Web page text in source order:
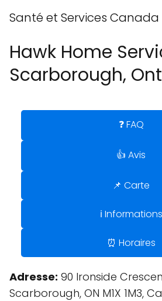
Santé et Services Canada
Hawk Home
Scarborough,
❓ FAQ
👍 Avis
📌 Carte
ℹ️ Informations
⏰ Horaires
Adresse: 90 Ironside
Scarborough, ON M1X 1M3,